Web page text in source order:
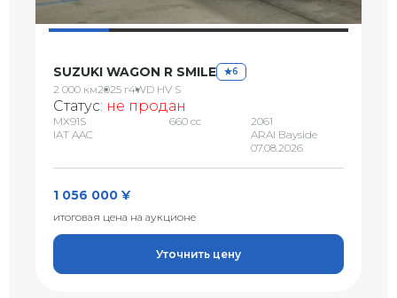
SUZUKI WAGON R SMILE 6
2 000 км2025 г4WD HV S
Статус: не продан
MX91S
IAT AAC
660 сс
2061
ARAI Bayside
07.08.2026
1 056 000 ¥
итоговая цена на аукционе
Уточнить цену